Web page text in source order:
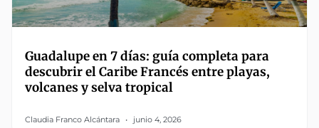
Guadalupe en 7 días: guía completa para
descubrir el Caribe Francés entre playas,
volcanes y selva tropical
Claudia Franco Alcántara junio 4, 2026